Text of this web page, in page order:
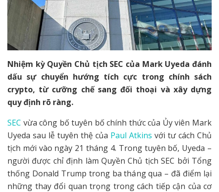
Nhiệm kỳ Quyền Chủ tịch SEC của Mark Uyeda đánh
dấu sự chuyển hướng tích cực trong chính sách
crypto, từ cưỡng chế sang đối thoại và xây dựng
quy định rõ ràng.
SEC vừa công bố tuyên bố chính thức của Ủy viên Mark
Uyeda sau lễ tuyên thệ của Paul Atkins với tư cách Chủ
tịch mới vào ngày 21 tháng 4. Trong tuyên bố, Uyeda –
người được chỉ định làm Quyền Chủ tịch SEC bởi Tổng
thống Donald Trump trong ba tháng qua – đã điểm lại
những thay đổi quan trọng trong cách tiếp cận của cơ